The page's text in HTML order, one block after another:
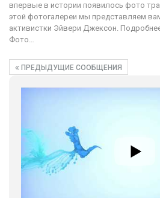
впервые в истории появилось фото
этой фотогалереи мы представляем
активистки Эйвери Джексон.
Фото…
ПРЕДЫДУЩИЕ СООБЩЕНИЯ